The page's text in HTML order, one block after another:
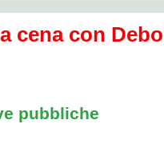
cena con
pubbliche